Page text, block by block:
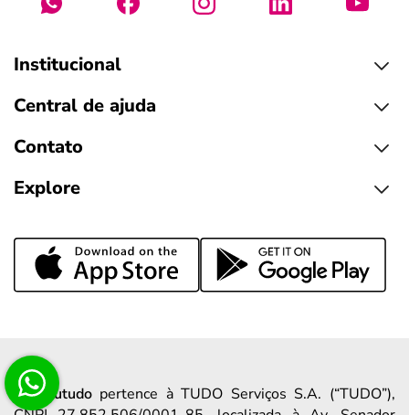
Institucional
Central de ajuda
Contato
Explore
Ameutudopertence à TUDO Serviços S.A. (“TUDO”),